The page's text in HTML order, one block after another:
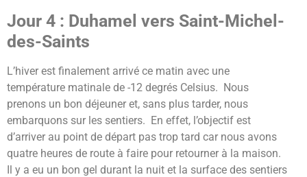
Jour 4 : Duhamel vers Saint-Michel-
des-Saints
L’hiver est finalement arrivé ce matin avec une
température matinale de -12 degrés Celsius. Nous
prenons un bon déjeuner et, sans plus tarder, nous
embarquons sur les sentiers. En effet, l’objectif est
d’arriver au point de départ pas trop tard car nous avons
quatre heures de route à faire pour retourner à la maison.
Il y a eu un bon gel durant la nuit et la surface des sentiers